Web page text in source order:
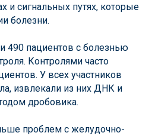
и сигнальных путях, которые
болезни.
490 пациентов с болезнью
Контролями часто
У всех участников
извлекали из них ДНК и
дробовика.
проблем с желудочно-